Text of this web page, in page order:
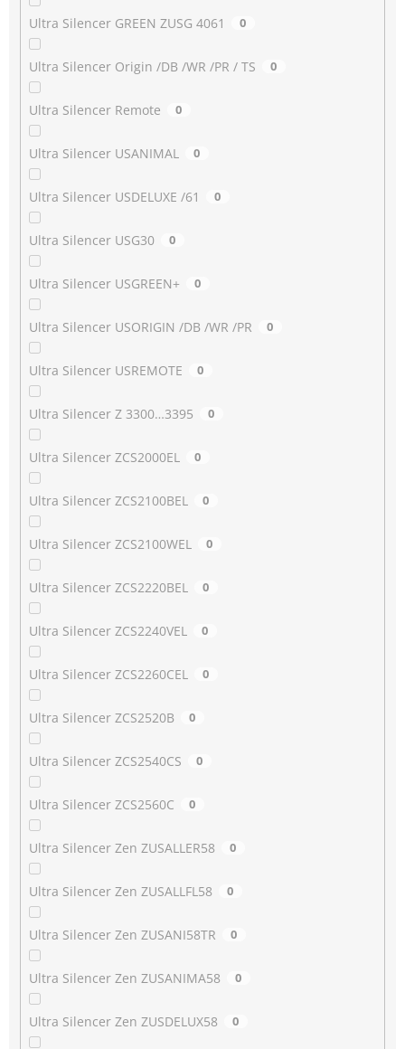
Ultra Silencer GREEN ZUSG 4061 0
Ultra Silencer Origin /DB /WR /PR / TS 0
Ultra Silencer Remote 0
Ultra Silencer USANIMAL 0
Ultra Silencer USDELUXE /61 0
Ultra Silencer USG30 0
Ultra Silencer USGREEN+ 0
Ultra Silencer USORIGIN /DB /WR /PR 0
Ultra Silencer USREMOTE 0
Ultra Silencer Z 3300…3395 0
Ultra Silencer ZCS2000EL 0
Ultra Silencer ZCS2100BEL 0
Ultra Silencer ZCS2100WEL 0
Ultra Silencer ZCS2220BEL 0
Ultra Silencer ZCS2240VEL 0
Ultra Silencer ZCS2260CEL 0
Ultra Silencer ZCS2520B 0
Ultra Silencer ZCS2540CS 0
Ultra Silencer ZCS2560C 0
Ultra Silencer Zen ZUSALLER58 0
Ultra Silencer Zen ZUSALLFL58 0
Ultra Silencer Zen ZUSANI58TR 0
Ultra Silencer Zen ZUSANIMA58 0
Ultra Silencer Zen ZUSDELUX58 0